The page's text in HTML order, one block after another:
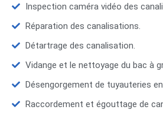
Inspection caméra vidéo des
Réparation des canalisations.
Détartrage des canalisation.
Vidange et le nettoyage du bac à
Désengorgement de tuyauteries
Raccordement et égouttage de